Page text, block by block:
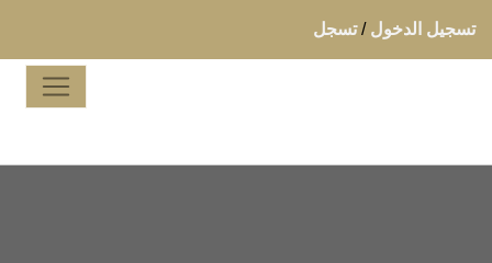
تسجيل الدخول / تسجل